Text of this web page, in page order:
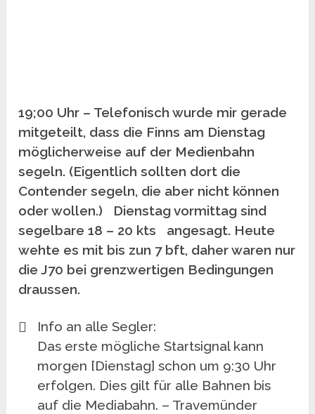
19;00 Uhr – Telefonisch wurde mir gerade
mitgeteilt, dass die Finns am Dienstag
möglicherweise auf der Medienbahn
segeln. (Eigentlich sollten dort die
Contender segeln, die aber nicht können
oder wollen.) Dienstag vormittag sind
segelbare 18 – 20 kts angesagt. Heute
wehte es mit bis zun 7 bft, daher waren nur
die J70 bei grenzwertigen Bedingungen
draussen.
Info an alle Segler:
Das erste mögliche Startsignal kann
morgen [Dienstag] schon um 9:30 Uhr
erfolgen. Dies gilt für alle Bahnen bis
auf die Mediabahn. – Travemünder